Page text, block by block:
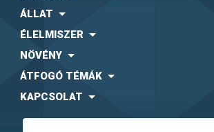
ÁLLAT
ÉLELMISZER
NÖVÉNY
ÁTFOGÓ TÉMÁK
KAPCSOLAT